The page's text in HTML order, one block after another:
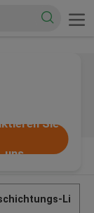
Sie
uns
Li